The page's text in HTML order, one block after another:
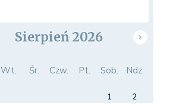
Sierpień 2026
Wt. Śr. Czw. Pt. Sob. Ndz.
1
2